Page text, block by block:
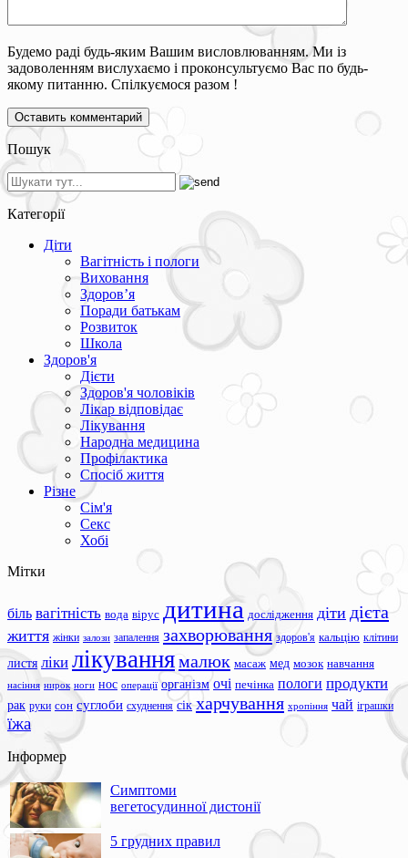
Будемо раді будь-яким Вашим висловлюванням. Ми із
задоволенням вислухаємо і проконсультуємо Вас по будь-
якому питанню. Спілкуємося разом !
Пошук
Категорії
Діти
Вагітність і пологи
Виховання
Здоров’я
Поради батькам
Розвиток
Школа
Здоров'я
Дієти
Здоров'я чоловіків
Лікар відповідає
Лікування
Народна медицина
Профілактика
Спосіб життя
Різне
Сім'я
Секс
Хобі
Мітки
біль вагітність вода вірус дитина дослідження діти дієта
життя жінки залози запалення захворювання здоров'я кальцію клітини
листя ліки лікуваннямалюк масаж мед мозок навчання
насіння нирок ноги нос операції організм очі печінка пологи продукти
рак руки сон суглоби схуднення сік харчування хропіння чай іграшки
їжа
Інформер
Симптоми
вегетосудинної дистонії
5 грудних правил